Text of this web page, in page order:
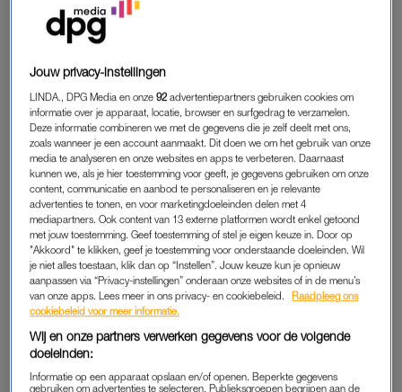
MET MAN EN MACHT ZOEKEN
Het Openbaar Ministerie en de politie maakten eerder bekend
dat de 55-jarige Jos B. internationaal wordt gezocht voor
betrokkenheid bij de dood van de elfjarige Nicky Verstappen
in 1998. De politie kan DNA-sporen die zijn gevonden op het
lichaam van de jongen matchen met die van B…
BUITENLAND
De politie houdt er rekening mee dat B. in het buitenland zit.
Daarom is het nieuwsbericht over de doorbraak in de zaak
vertaald in het Engels, Duits, Frans, Spaans en Italiaans.
Lees ook
Doorbraak zaak Nicky Verstappen: één op één DNA-
match met 55-jarige man
Jouw privacy-instellingen
LINDA., DPG Media en onze92 advertentiepartners gebruiken cookies om
informatie over je apparaat, locatie, browser en surfgedrag te verzamelen.
Deze informatie combineren we met de gegevens die je zelf deelt met ons,
zoals wanneer je een account aanmaakt. Dit doen we om het gebruik van onze
media te analyseren en onze websites en apps te verbeteren. Daarnaast
kunnen we, als je hier toestemming voor geeft, je gegevens gebruiken om onze
content, communicatie en aanbod te personaliseren en je relevante
advertenties te tonen, en voor marketingdoeleinden delen met 4
mediapartners. Ook content van 13 externe platformen wordt enkel getoond
met jouw toestemming. Geef toestemming of stel je eigen keuze in. Door op
"Akkoord" te klikken, geef je toestemming voor onderstaande doeleinden. Wil
je niet alles toestaan, klik dan op “Instellen”. Jouw keuze kun je opnieuw
aanpassen via “Privacy-instellingen” onderaan onze websites of in de menu’s
van onze apps. Lees meer in ons privacy- en cookiebeleid.
Raadpleeg ons
cookiebeleid voor meer informatie.
Wij en onze partners verwerken gegevens voor de volgende
doeleinden:
Informatie op een apparaat opslaan en/of openen. Beperkte gegevens
gebruiken om advertenties te selecteren. Publieksgroepen begrijpen aan de